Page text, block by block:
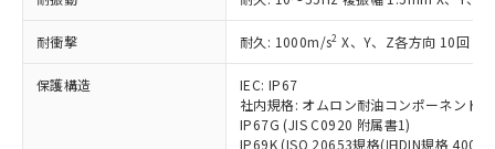
耐衝撃 耐久: 1000m/s2 X、Y、Z各方向 10回
保護構造
IEC: IP67
社内規格: オムロン耐油コンポーネント
IP67G (JIS C0920 附属書1)
IP69K (ISO 20653規格(旧DIN規格
タに基づき作成されるものであり、閲
覧された時点での実際の在庫および標
準価格とは異なる場合があることをご
了承ください。
正式な納期状況および標準価格はお客
様のお取引先、またはお客様担当のオ
鉛(Pb) 1000ppm以下、 水銀(Hg) 1000ppm以下、 カド
ミウム(Cd) 100ppm以下、
六価クロム(Cr(Ⅵ)) 1000ppm以下、ポリ臭化ビフェニル
類(PBB) 1000ppm以下、ポリ臭化ジフェニルエーテル類
(PBDE) 1000ppm以下、フタル酸ビス(2-エチルヘキシ
ル) (DEHP)(別名：DOP) 1000ppm以下、フタル酸ブチ
ルベンジル（BBP） 1000ppm以下、フタル酸ジブチル
（DBP） 1000ppm以下、フタル酸ジイソブチル
*中国RoHS10物質の基準値 (GB/T26572)：
Pb(鉛) :1000ppm、 Hg(水銀) : 1000ppm、 Cd(カドミウ
Cr(Ⅵ)(六価クロム) : 1000ppm、 PBBs(ポリ臭化ビフェ
ニル類) : 1000ppm、 PBDEs(ポリ臭化ジフェニルエーテ
DBP(フタル酸ジブチル) : 1000ppm、 DIBP(フタル酸ジ
イソブチル) : 1000ppm、 BBP(フタル酸ブチルベンジ
または国外への提供する場合は、日本
国政府の輸出許可(または役務取引許
可)を取得するなどの必要な手続きを
当社は規制貨物を破棄する場合は、完
全に破砕するなど、違法に輸出されな
いよう必要な手段を講じます。
一定数以上の在庫あり
一定数には満たないが在庫あり